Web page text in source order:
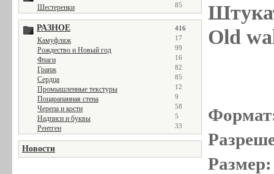
Шестеренки 85
РАЗНОЕ 416
Камуфляж 17
Рождество и Новый год 99
Флаги 16
Гранж 82
Сердца 85
Промышленные текстуры 12
Поцарапанная стена 9
Черепа и кости 58
Надписи и буквы 5
Рентген 33
Новости
Old